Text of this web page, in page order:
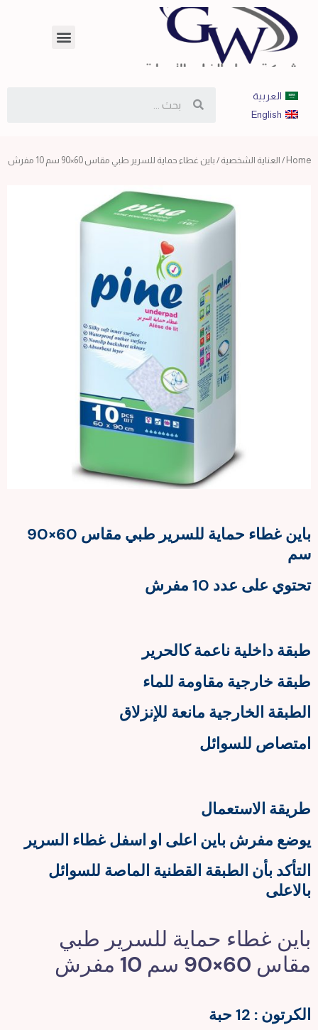
العربية
English
Home
/ العناية الشخصية / باين غطاء حماية للسرير طبي مقاس 60×90 سم 10 مفرش
باين غطاء حماية للسرير طبي مقاس 60×90
سم
تحتوي على عدد 10 مفرش
طبقة داخلية ناعمة كالحرير
طبقة خارجية مقاومة للماء
الطبقة الخارجية مانعة للإنزلاق
امتصاص للسوائل
طريقة الاستعمال
يوضع مفرش باين اعلى او اسفل غطاء السرير
التأكد بأن الطبقة القطنية الماصة للسوائل
بالاعلى
باين غطاء حماية للسرير طبي
مقاس 60×90 سم 10 مفرش
الكرتون : 12 حبة